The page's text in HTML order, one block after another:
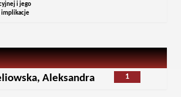
i jego
implikacje
1
Aleksandra